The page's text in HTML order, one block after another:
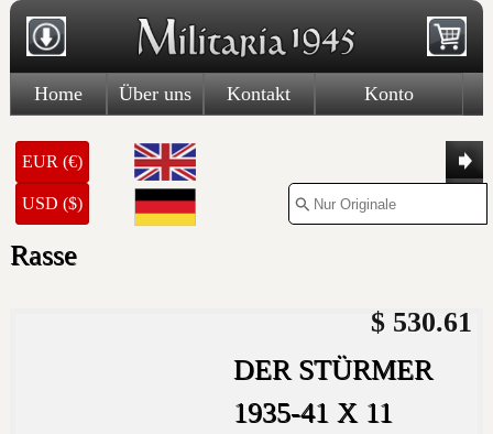
Home Über uns Kontakt Konto
EUR (€)
USD ($)
Rasse
$ 530.61
DER STÜRMER
1935-41 X 11